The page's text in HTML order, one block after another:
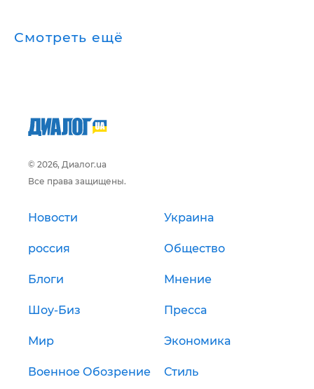
Смотреть ещё
© 2026, Диалог.ua
Все права защищены.
Новости Украина
россия Общество
Блоги Мнение
Шоу-Биз Пресса
Мир Экономика
Военное Обозрение Стиль